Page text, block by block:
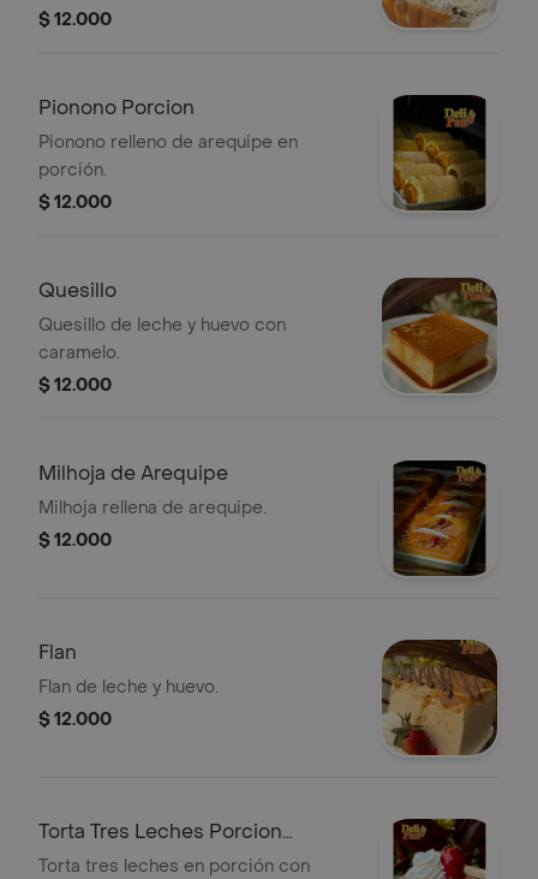
barquillo.
$ 12.000
Pionono Porcion
Pionono relleno de arequipe en
porción.
$ 12.000
Quesillo
Quesillo de leche y huevo con
caramelo.
$ 12.000
Milhoja de Arequipe
Milhoja rellena de arequipe.
$ 12.000
Flan
Flan de leche y huevo.
$ 12.000
Torta Tres Leches Porcion
Arequipe
Torta tres leches en porción con